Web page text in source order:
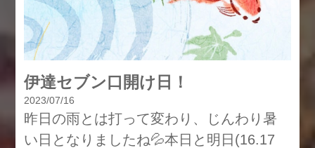
伊達セブン口開け日！
2023/07/16
昨日の雨とは打って変わり、じんわり暑
い日となりましたね💦本日と明日(16.17